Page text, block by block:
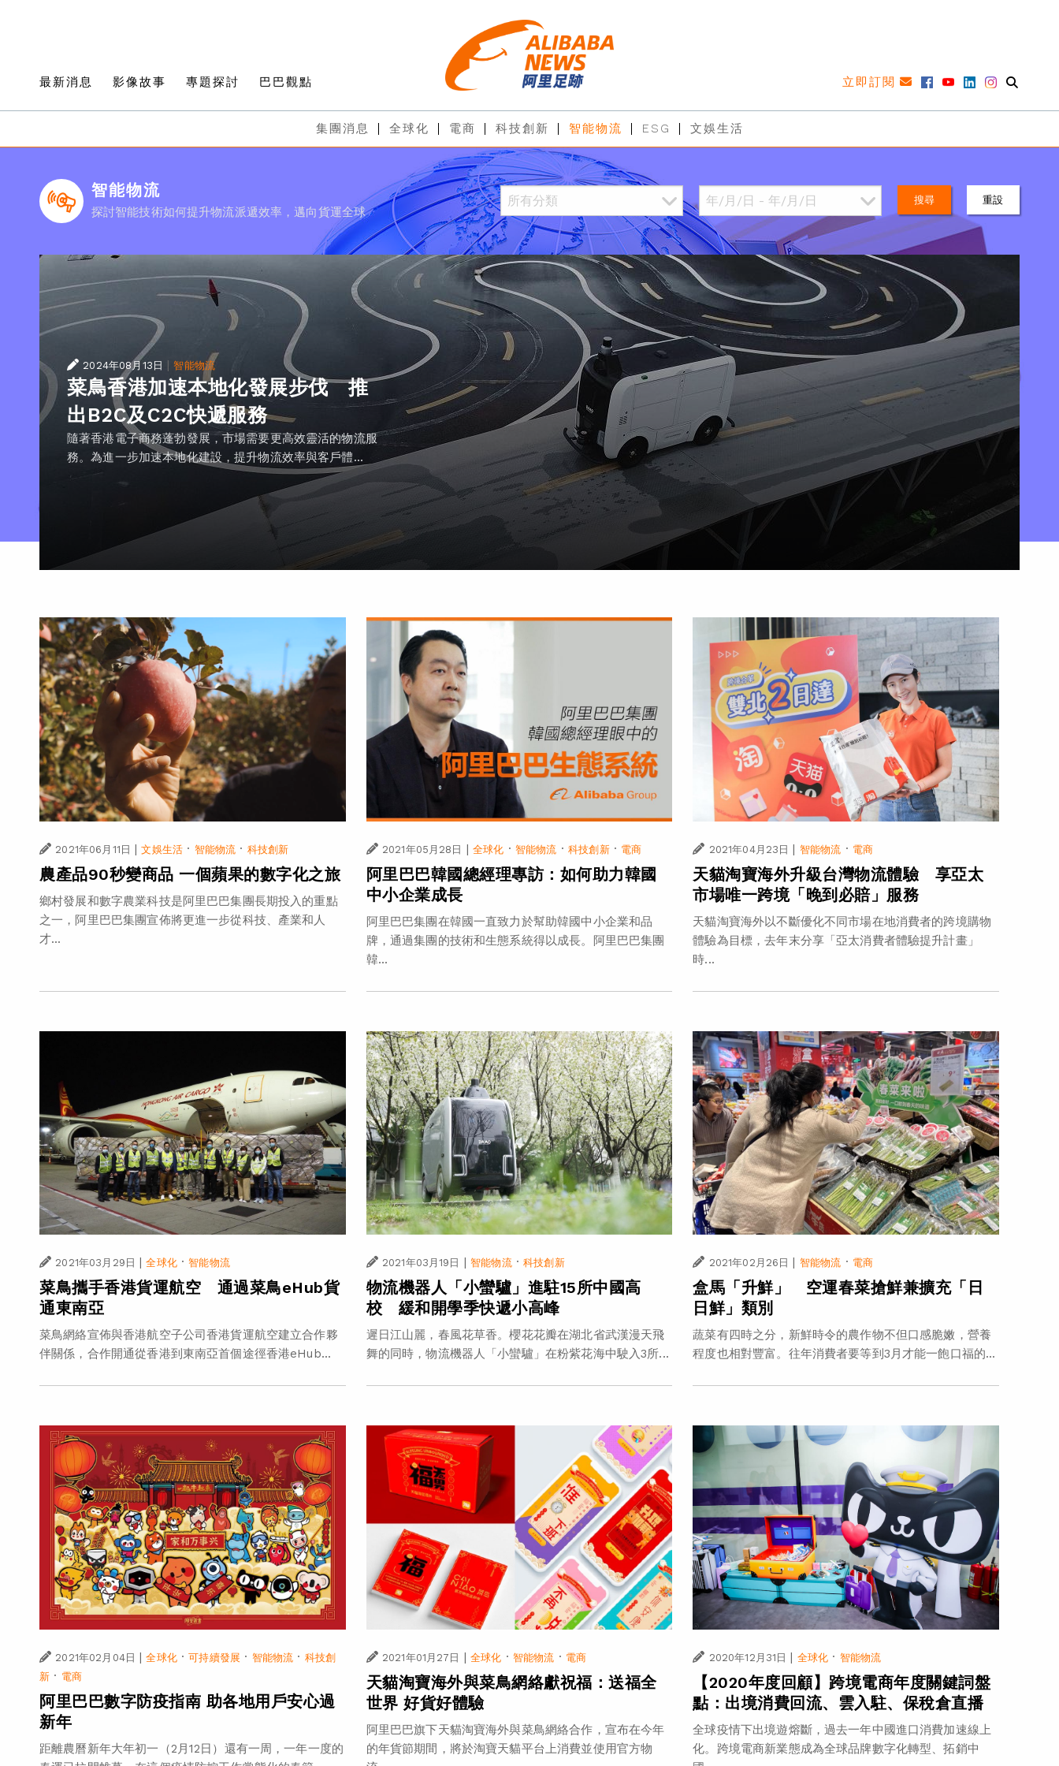
最新消息 影像故事 專題探討 巴巴觀點 立即訂閱
集團消息 全球化 電商 科技創新 智能物流 ESG 文娛生活
智能物流
探討智能技術如何提升物流派遞效率，邁向貨運全球
搜尋 重設
2024年08月13日 |智能物流
菜鳥香港加速本地化發展步伐 推
出B2C及C2C快遞服務
隨著香港電子商務蓬勃發展，市場需要更高效靈活的物流服
務。為進一步加速本地化建設，提升物流效率與客戶體...
2021年06月11日 | 文娛生活 · 智能物流 · 科技創新
農產品90秒變商品 一個蘋果的數字化之旅
鄉村發展和數字農業科技是阿里巴巴集團長期投入的重點
之一，阿里巴巴集團宣佈將更進一步從科技、產業和人
才...
2021年05月28日 | 全球化 · 智能物流 ·科技創新· 電商
阿里巴巴韓國總經理專訪：如何助力韓國
中小企業成長
阿里巴巴集團在韓國一直致力於幫助韓國中小企業和品
牌，通過集團的技術和生態系統得以成長。阿里巴巴集團
韓...
2021年04月23日 | 智能物流 · 電商
天貓淘寶海外升級台灣物流體驗 享亞太
市場唯一跨境「晚到必賠」服務
天貓淘寶海外以不斷優化不同市場在地消費者的跨境購物
體驗為目標，去年末分享「亞太消費者體驗提升計畫」
時...
2021年03月29日 全球化·智能物流
菜鳥攜手香港貨運航空 通過菜鳥eHub貨
通東南亞
菜鳥網絡宣佈與香港航空子公司香港貨運航空建立合作夥
伴關係，合作開通從香港到東南亞首個途徑香港eHub...
2021年03月19日 智能物流·科技創新
物流機器人「小蠻驢」進駐15所中國高
校 緩和開學季快遞小高峰
遲日江山麗，春風花草香。櫻花花瓣在湖北省武漢漫天飛
舞的同時，物流機器人「小蠻驢」在粉紫花海中駛入3所...
2021年02月26日 智能物流 · 電商
盒馬「升鮮」 空運春菜搶鮮兼擴充「日
日鮮」類別
蔬菜有四時之分，新鮮時令的農作物不但口感脆嫩，營養
程度也相對豐富。往年消費者要等到3月才能一飽口福的...
2021年02月04日 | 全球化·可持續發展 · 智能物流 · 科技創
新 · 電商
阿里巴巴數字防疫指南 助各地用戶安心過
新年
距離農曆新年大年初一（2月12日）還有一周，一年一度的
2021年01月27日 | 全球化 · 智能物流 · 電商
天貓淘寶海外與菜鳥網絡獻祝福：送福全
世界 好貨好體驗
阿里巴巴旗下天貓淘寶海外與菜鳥網絡合作，宣布在今年
的年貨節期間，將於淘寶天貓平台上消費並使用官方物
2020年12月31日 | 全球化 · 智能物流
【2020年度回顧】跨境電商年度關鍵詞盤
點：出境消費回流、雲入駐、保稅倉直播
全球疫情下出境遊熔斷，過去一年中國進口消費加速線上
化。跨境電商新業態成為全球品牌數字化轉型、拓銷中